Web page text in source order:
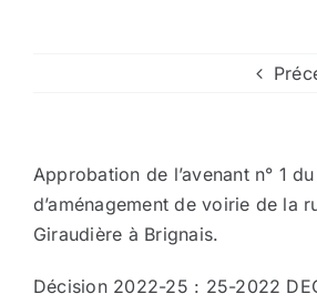
Nous contacter
Approbation de l’avenant n° 1
d’aménagement de voirie de la
Giraudière à Brignais.
Décision 2022-25 : 25-2022